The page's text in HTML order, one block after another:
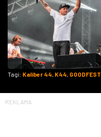
Tagi: Kaliber 44, K44, GOODFEST
REKLAMA